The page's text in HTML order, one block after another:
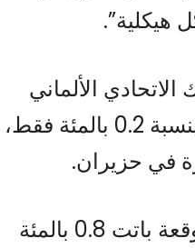
هيكلية”.
الألماني
يتوقع نمو الناتج المحلي الإجمالي في 2025 بنسبة 0.2 بالمئة فقط،
أما بالنسبة للعام 2026، فإن نسبة النمو المتوقعة باتت 0.8 بالمئة